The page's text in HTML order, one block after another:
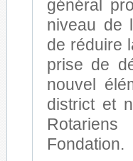
général
niveau de
de réduire
prise de
nouvel
district et
Fondation.